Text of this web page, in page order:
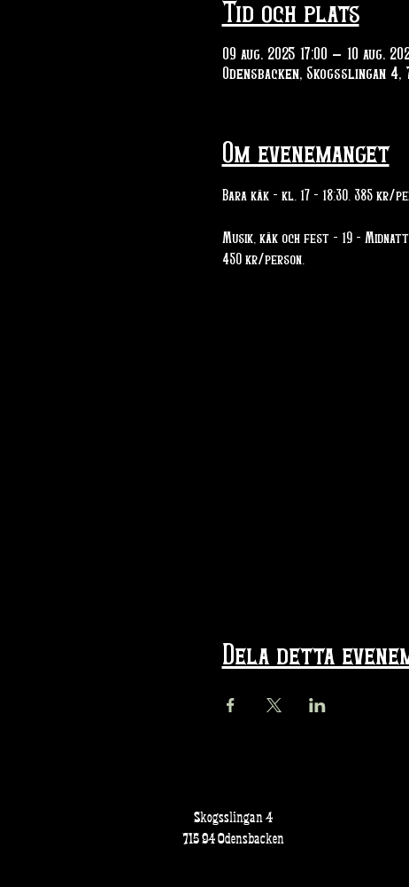
Tid och plats
09 aug. 2025 17:00 – 10 aug.
Odensbacken, Skogsslingan 4,
Om evenemanget
Bara käk - kl. 17 - 18:30. 385 kr/
Musik, käk och fest - 19 - Midnatt.
450 kr/person.
Dela detta
Skogsslingan 4
715 94 Odensbacken